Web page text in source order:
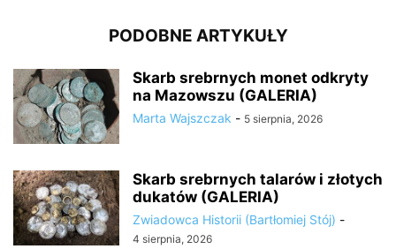
PODOBNE ARTYKUŁY
Skarb srebrnych monet odkryty
na Mazowszu (GALERIA)
Marta Wajszczak - 5 sierpnia, 2026
Skarb srebrnych talarów i złotych
dukatów (GALERIA)
Zwiadowca Historii (Bartłomiej Stój) -
4 sierpnia, 2026